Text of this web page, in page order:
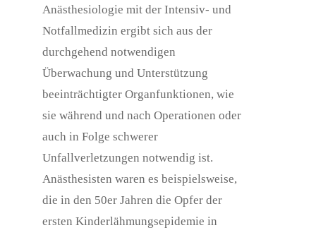
Anästhesiologie mit der Intensiv- und
Notfallmedizin ergibt sich aus der
durchgehend notwendigen
Überwachung und Unterstützung
beeinträchtigter Organfunktionen, wie
sie während und nach Operationen oder
auch in Folge schwerer
Unfallverletzungen notwendig ist.
Anästhesisten waren es beispielsweise,
die in den 50er Jahren die Opfer der
ersten Kinderlähmungsepidemie in